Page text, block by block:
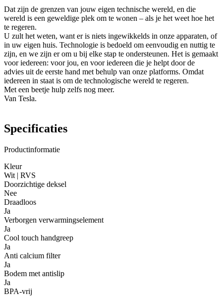
Dat zijn de grenzen van jouw eigen technische wereld, en die
wereld is een geweldige plek om te wonen – als je het weet hoe het
te regeren.
U zult het weten, want er is niets ingewikkelds in onze apparaten, of
in uw eigen huis. Technologie is bedoeld om eenvoudig en nuttig te
zijn, en we zijn er om u bij elke stap te ondersteunen. Het is gemaakt
voor iedereen: voor jou, en voor iedereen die je helpt door de
advies uit de eerste hand met behulp van onze platforms. Omdat
iedereen in staat is om de technologische wereld te regeren.
Met een beetje hulp zelfs nog meer.
Van Tesla.
Specificaties
Productinformatie
Kleur
Wit | RVS
Doorzichtige deksel
Nee
Draadloos
Ja
Verborgen verwarmingselement
Ja
Cool touch handgreep
Ja
Anti calcium filter
Ja
Bodem met antislip
Ja
BPA-vrij